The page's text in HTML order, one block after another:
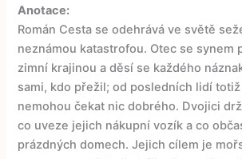
Anotace:
Román Cesta se odehrává ve světě
neznámou katastrofou. Otec se synem
zimní krajinou a děsí se každého
sami, kdo přežil; od posledních lidí
nemohou čekat nic dobrého. Dvojici
co uveze jejich nákupní vozík a co
prázdných domech. Jejich cílem je